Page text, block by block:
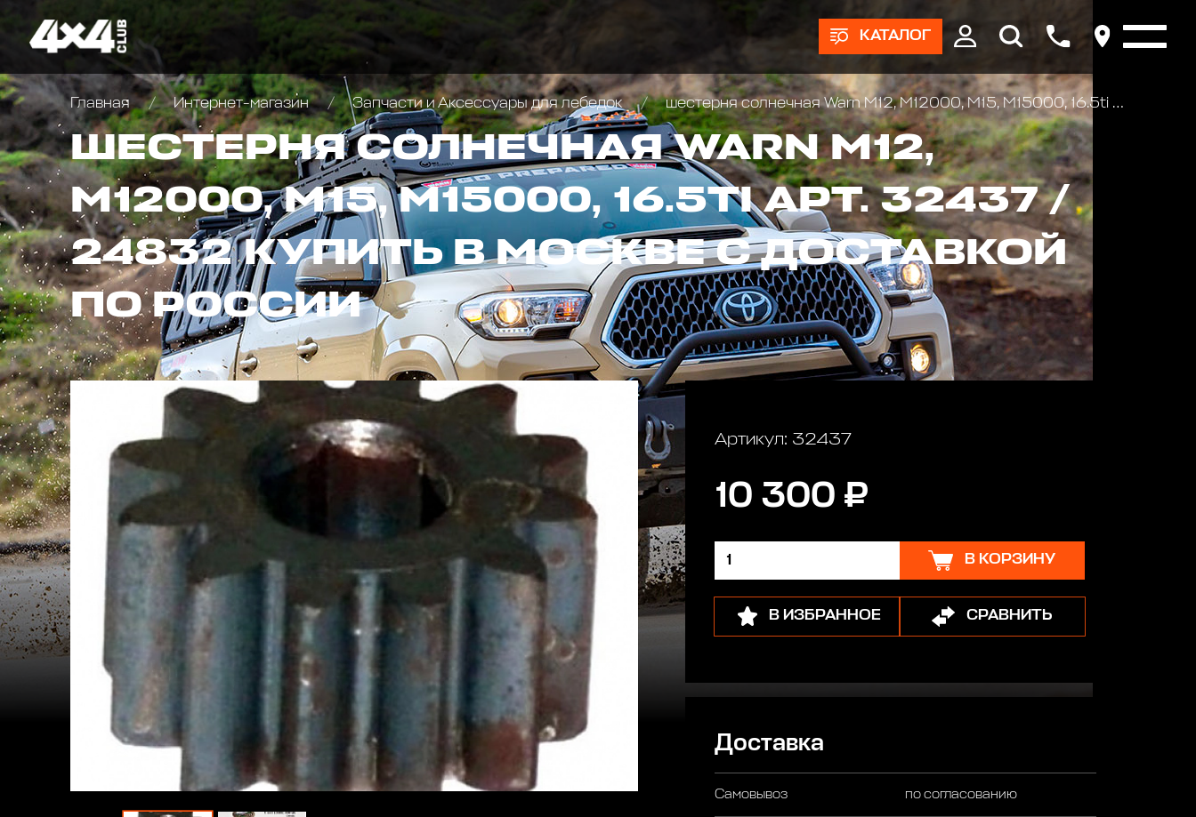
КАТАЛОГ
Главная Интернет-магазин Запчасти и Аксессуары для лебедок шестерня солнечная Warn M12, M12000, M15, M15000, 16.5ti арт. 32437 / 24832
ШЕСТЕРНЯ СОЛНЕЧНАЯ WARN M12,
M12000, M15, M15000, 16.5TI АРТ. 32437 /
24832 КУПИТЬ В МОСКВЕ С ДОСТАВКОЙ
ПО РОССИИ
Артикул: 32437
10 300 ₽
В КОРЗИНУ
В ИЗБРАННОЕ СРАВНИТЬ
Доставка
Самовывоз по согласованию